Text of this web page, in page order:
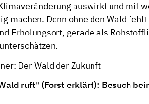
auswirkt und mit
machen. Denn ohne den Wald
Erholungsort, gerade als
Der Wald der Zukunft
ruft" (Forst erklärt): Besuch